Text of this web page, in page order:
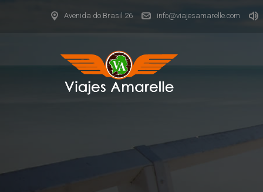
Avenida do Brasil 26 info@viajesamarelle.com